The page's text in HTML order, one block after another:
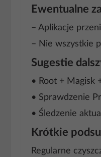
Ewentualne
– Aplikacje
– Nie wszystkie
Sugestie
• Root + Magisk
• Sprawdzenie
• Śledzenie
Krótkie
Regularne